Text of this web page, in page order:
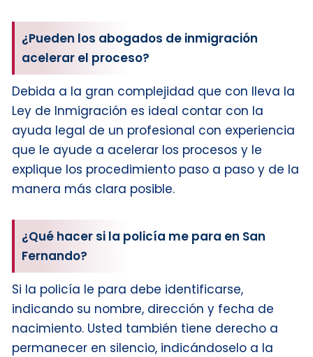
¿Pueden los abogados de inmigración
acelerar el proceso?
Debida a la gran complejidad que con lleva la
Ley de Inmigración es ideal contar con la
ayuda legal de un profesional con experiencia
que le ayude a acelerar los procesos y le
explique los procedimiento paso a paso y de la
manera más clara posible.
¿Qué hacer si la policía me para en San
Fernando?
Si la policía le para debe identificarse,
indicando su nombre, dirección y fecha de
nacimiento. Usted también tiene derecho a
permanecer en silencio, indicándoselo a la